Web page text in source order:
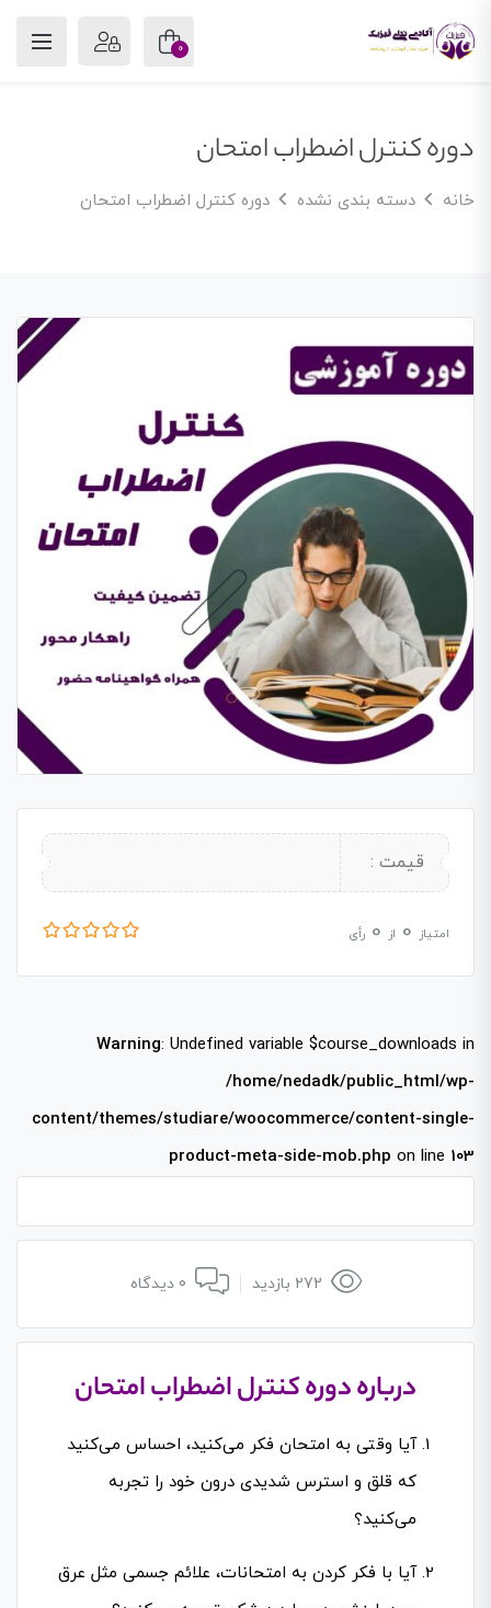
0
دوره کنترل اضطراب امتحان
خانه دسته بندی نشده دوره کنترل اضطراب امتحان
قیمت :
امتیاز 0 از 0 رأی
Warning: Undefined variable $course_downloads in
/home/nedadk/public_html/wp-
content/themes/studiare/woocommerce/content-single-
product-meta-side-mob.php on line 103
درباره دوره کنترل اضطراب امتحان
آیا وقتی به امتحان فکر می‌کنید، احساس می‌کنید
که قلق و استرس شدیدی درون خود را تجربه
می‌کنید؟
آیا با فکر کردن به امتحانات، علائم جسمی مثل عرق